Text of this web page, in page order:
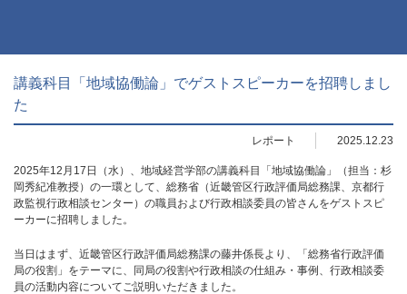
講義科目「地域協働論」でゲストスピーカーを招聘しまし
た
レポート 2025.12.23
2025年12月17日（水）、地域経営学部の講義科目「地域協働論」（担当：杉
岡秀紀准教授）の一環として、総務省（近畿管区行政評価局総務課、京都行
政監視行政相談センター）の職員および行政相談委員の皆さんをゲストスピ
ーカーに招聘しました。
当日はまず、近畿管区行政評価局総務課の藤井係長より、「総務省行政評価
局の役割」をテーマに、同局の役割や行政相談の仕組み・事例、行政相談委
員の活動内容についてご説明いただきました。